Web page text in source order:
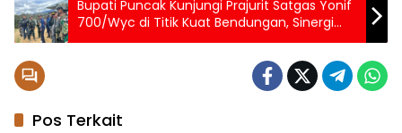
Bupati Puncak Kunjungi Prajurit Satgas Yonif
700/Wyc di Titik Kuat Bendungan, Sinergi
Semakin Kuat untuk Membangun Tanah
Pos Terkait